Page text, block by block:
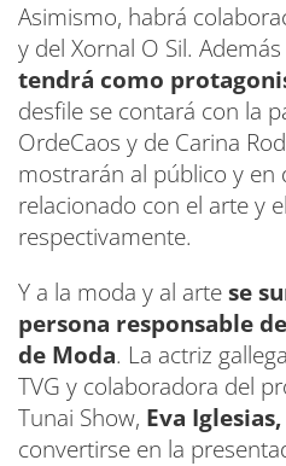
Asimismo, habrá
y del Xornal O Sil.
tendrá como
desfile se contará con la
OrdeCaos y de Carina
mostrarán al público y en
relacionado con el arte y
respectivamente.
Y a la moda y al artese
persona responsable
de Moda. La actriz
TVG y colaboradora del
Tunai Show, Eva Iglesias,
convertirse en la